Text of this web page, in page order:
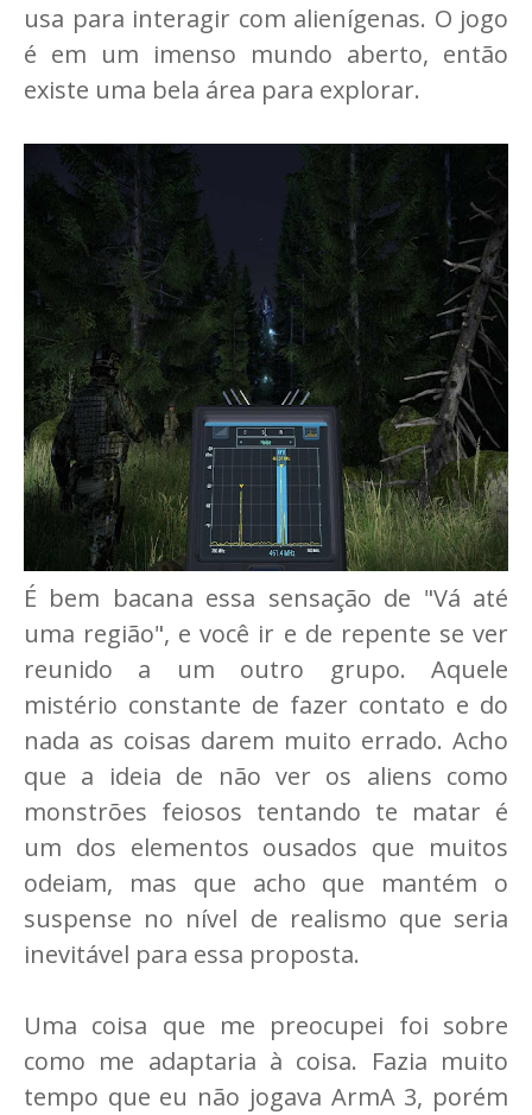
usa para interagir com alienígenas. O jogo
é em um imenso mundo aberto, então
existe uma bela área para explorar.
É bem bacana essa sensação de "Vá até
uma região", e você ir e de repente se ver
reunido a um outro grupo. Aquele
mistério constante de fazer contato e do
nada as coisas darem muito errado. Acho
que a ideia de não ver os aliens como
monstrões feiosos tentando te matar é
um dos elementos ousados que muitos
odeiam, mas que acho que mantém o
suspense no nível de realismo que seria
inevitável para essa proposta.
Uma coisa que me preocupei foi sobre
como me adaptaria à coisa. Fazia muito
tempo que eu não jogava ArmA 3, porém